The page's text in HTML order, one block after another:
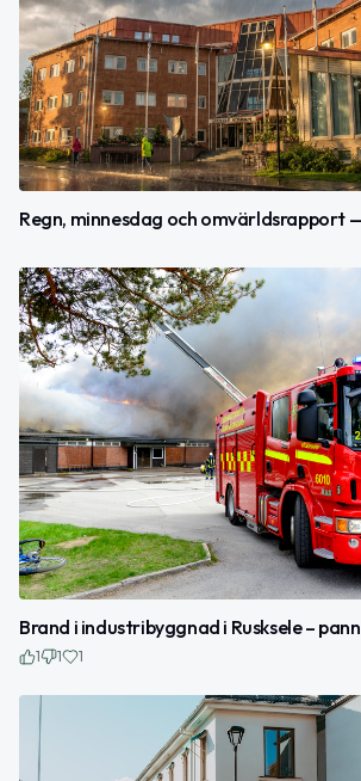
Regn, minnesdag och omvärldsrapport
Brand i industribyggnad i Rusksele –
1 1 1